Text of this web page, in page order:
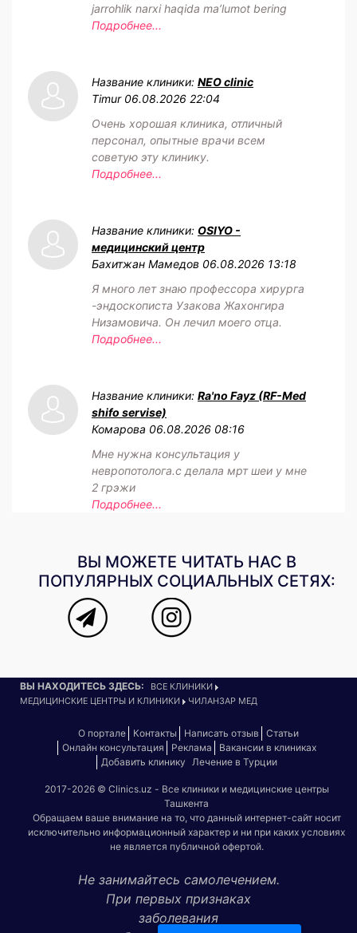
jarrohlik narxi haqida maʼlumot bering
Подробнее...
Название клиники: NEO clinic
Timur 06.08.2026 22:04
Очень хорошая клиника, отличный
персонал, опытные врачи всем
советую эту клинику.
Подробнее...
Название клиники: OSIYO -
медицинский центр
Бахитжан Мамедов 06.08.2026 13:18
Я много лет знаю профессора хирурга
-эндоскописта Узакова Жахонгира
Низамовича. Он лечил моего отца.
Подробнее...
Название клиники: Ra'no Fayz (RF-Med
shifo servise)
Комарова 06.08.2026 08:16
Мне нужна консультация у
невропотолога.с делала мрт шеи у мне
2 грэжи
Подробнее...
ВЫ МОЖЕТЕ ЧИТАТЬ НАС В
ПОПУЛЯРНЫХ СОЦИАЛЬНЫХ СЕТЯХ:
ВЫ НАХОДИТЕСЬ ЗДЕСЬ:
ВСЕ КЛИНИКИ
МЕДИЦИНСКИЕ ЦЕНТРЫ И КЛИНИКИ
ЧИЛАНЗАР МЕД
О портале Контакты Написать отзыв
Статьи
Онлайн консультация
Реклама
Вакансии в клиниках
Добавить клинику Лечение в Турции
2017-2026 © Clinics.uz - Все клиники и медицинские центры
Ташкента
Обращаем ваше внимание на то, что данный интернет-сайт носит
исключительно информационный характер и ни при каких условиях
не является публичной офертой.
Не занимайтесь самолечением.
При первых признаках
заболевания